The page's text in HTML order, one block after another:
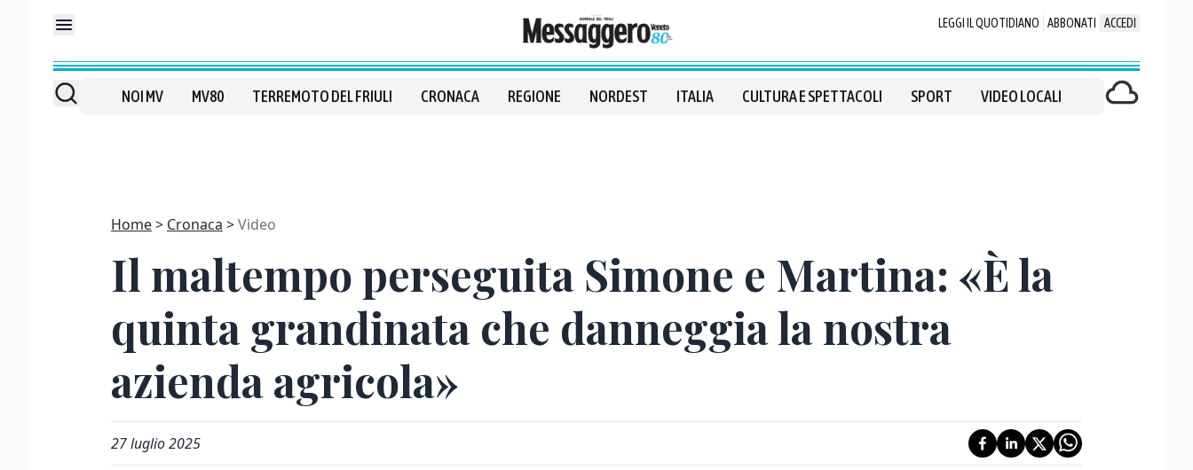
LEGGI IL QUOTIDIANO ABBONATI ACCEDI
NOI MV MV80 TERREMOTO DEL FRIULI CRONACA REGIONE NORDEST ITALIA CULTURA E SPETTACOLI SPORT VIDEO LOCALI
Home Cronaca Video
Il maltempo perseguita Simone e Martina: «È la
quinta grandinata che danneggia la nostra
azienda agricola»
27 luglio 2025